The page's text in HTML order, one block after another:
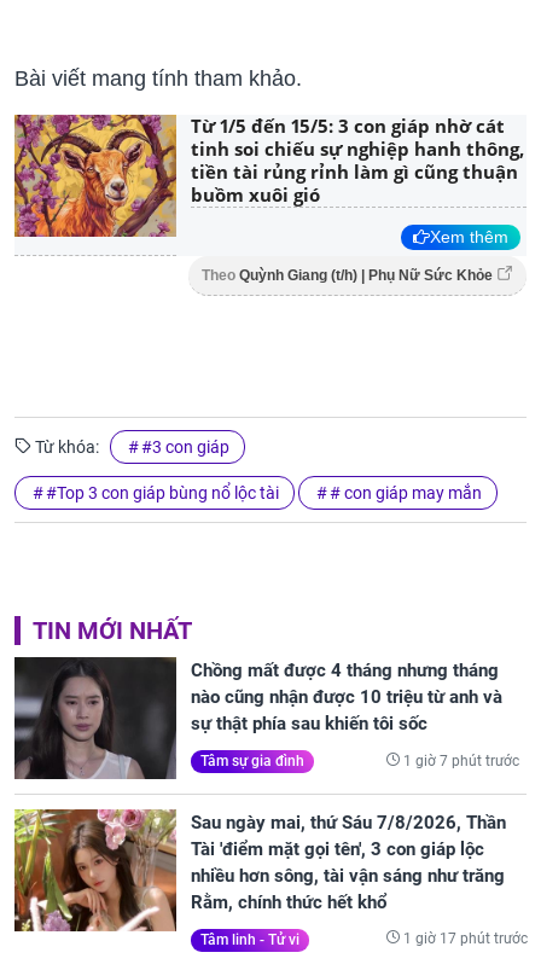
Bài viết mang tính tham khảo.
Từ 1/5 đến 15/5: 3 con giáp nhờ cát
tinh soi chiếu sự nghiệp hanh thông,
tiền tài rủng rỉnh làm gì cũng thuận
buồm xuôi gió
Xem thêm
Theo Quỳnh Giang (t/h) | Phụ Nữ Sức Khỏe
Từ khóa: #3 con giáp
#Top 3 con giáp bùng nổ lộc tài # con giáp may mắn
TIN MỚI NHẤT
Chồng mất được 4 tháng nhưng tháng
nào cũng nhận được 10 triệu từ anh và
sự thật phía sau khiến tôi sốc
Tâm sự gia đình 1 giờ 7 phút trước
Sau ngày mai, thứ Sáu 7/8/2026, Thần
Tài 'điểm mặt gọi tên', 3 con giáp lộc
nhiều hơn sông, tài vận sáng như trăng
Rằm, chính thức hết khổ
Tâm linh - Tử vi 1 giờ 17 phút trước